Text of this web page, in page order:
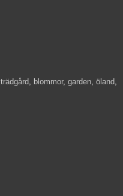
trädgård, blommor, garden, öland,